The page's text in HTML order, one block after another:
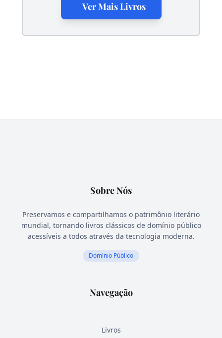
Ver Mais Livros
Sobre Nós
Preservamos e compartilhamos o patrimônio literário
mundial, tornando livros clássicos de domínio público
acessíveis a todos através da tecnologia moderna.
Domínio Público
Navegação
Livros